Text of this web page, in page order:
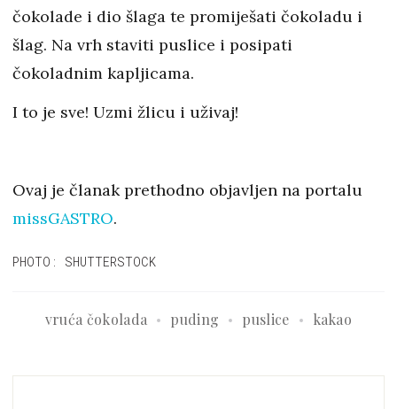
čokolade i dio šlaga te promiješati čokoladu i
šlag. Na vrh staviti puslice i posipati
čokoladnim kapljicama.
I to je sve! Uzmi žlicu i uživaj!
Ovaj je članak prethodno objavljen na portalu
missGASTRO.
PHOTO: SHUTTERSTOCK
vruća čokolada puding puslice kakao